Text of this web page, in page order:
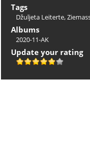
Tags
Džuljeta Leiterte,
Albums
2020-11-AK
Update your rating